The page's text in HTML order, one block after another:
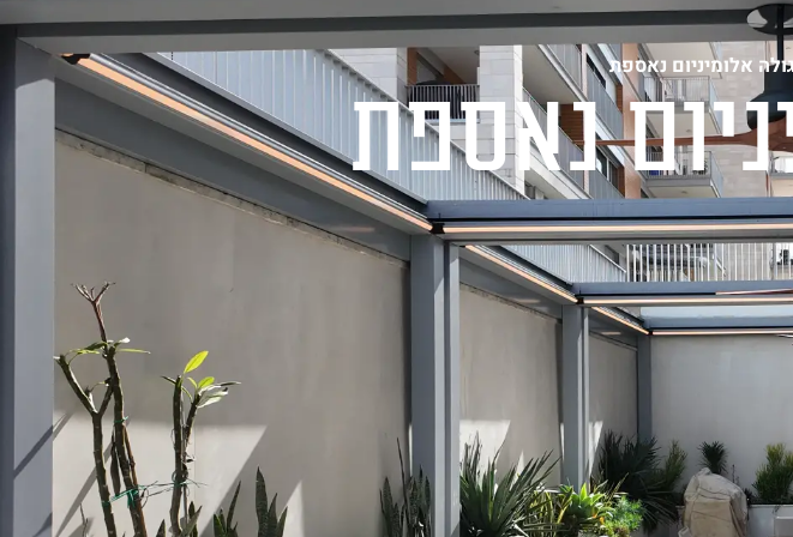
פרויקטים בלוג צור קשר
לשיחת ייעוץ ללא התחייבות
1-700-721-000
אלומיניום נאספת
נאספת